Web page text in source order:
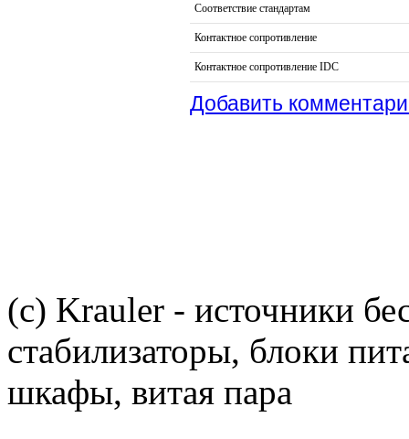
Соответствие стандартам
Контактное сопротивление
Контактное сопротивление IDC
Добавить
(c) Krauler - источники
стабилизаторы, блоки
шкафы, витая пара